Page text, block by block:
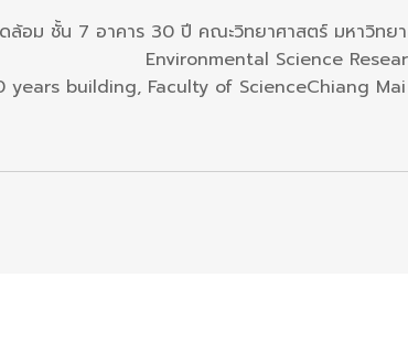
ล้อม ชั้น 7 อาคาร 30 ปี คณะวิทยาศาสตร์ มหาวิทยา
Environmental Science
years building, Faculty of ScienceChiang